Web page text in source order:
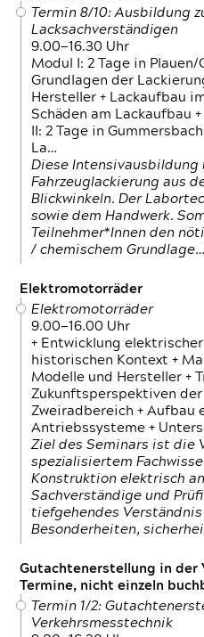
Termin 8/10: Ausbildung
Lacksachverständigen
9.00—16.30 Uhr
Modul I: 2 Tage in
Grundlagen der
Hersteller + Lackaufbau
Schäden am Lackaufbau
II: 2 Tage in
La…
Diese Intensivausbildung
Fahrzeuglackierung aus
Blickwinkeln. Der
sowie dem Handwerk.
Teilnehmer*Innen den
/ chemischem Grundlage…
Elektromotorräder
Elektromotorräder
9.00—16.00 Uhr
+ Entwicklung
historischen Kontext +
Modelle und Hersteller +
Zukunftsperspektiven
Zweiradbereich + Aufbau
Antriebssysteme +
Ziel des Seminars ist die
spezialisiertem
Konstruktion elektrisch
Sachverständige und
tiefgehendes
Besonderheiten,
Gutachtenerstellung in der
Termine, nicht einzeln
Termin 1/2:
Verkehrsmesstechnik